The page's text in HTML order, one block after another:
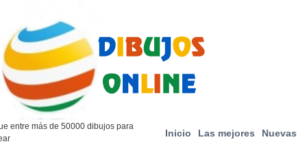
Inicio Las mejores Nuevas
entre más de 50000 dibujos para